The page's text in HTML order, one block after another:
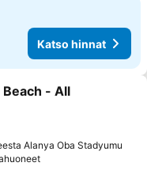
Katso hinnat
Beach - All
Alanya Oba Stadyumu
Katso hinnat